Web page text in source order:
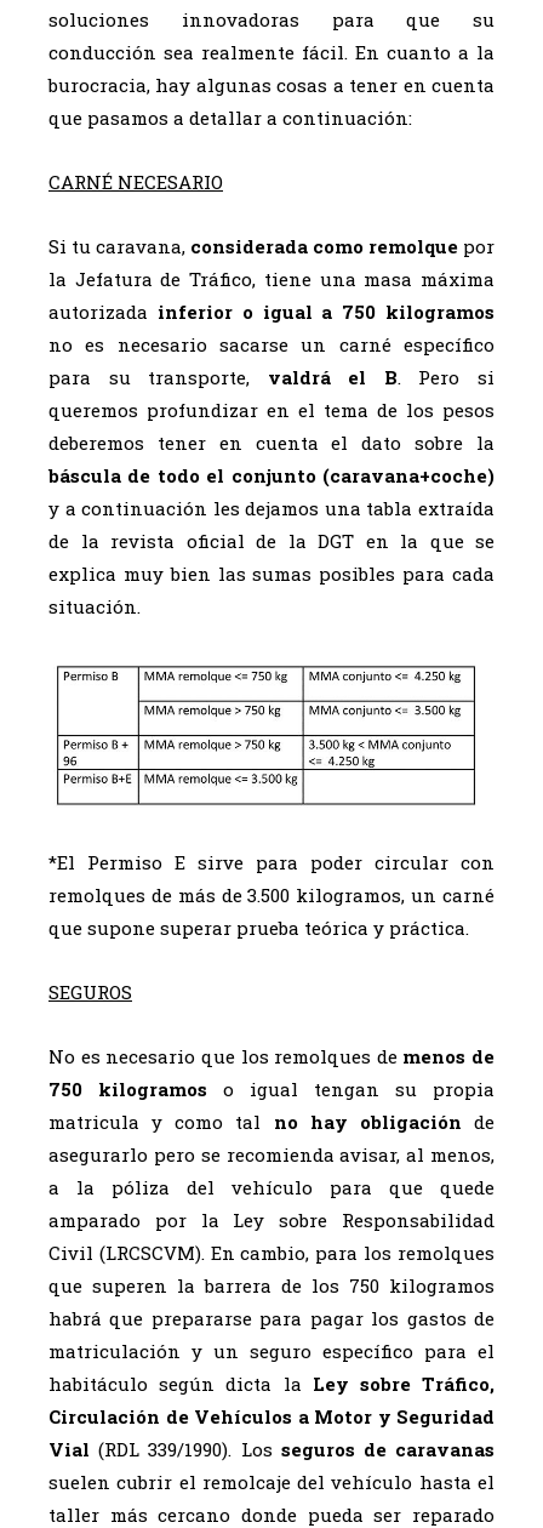
soluciones innovadoras para que su
conducción sea realmente fácil. En cuanto a la
burocracia, hay algunas cosas a tener en cuenta
que pasamos a detallar a continuación:
CARNÉ NECESARIO
Si tu caravana, considerada como remolque por
la Jefatura de Tráfico, tiene una masa máxima
autorizada inferior o igual a 750 kilogramos
no es necesario sacarse un carné específico
para su transporte, valdrá el B. Pero si
queremos profundizar en el tema de los pesos
deberemos tener en cuenta el dato sobre la
báscula de todo el conjunto (caravana+coche)
y a continuación les dejamos una tabla extraída
de la revista oficial de la DGT en la que se
explica muy bien las sumas posibles para cada
situación.
*El Permiso E sirve para poder circular con
remolques de más de 3.500 kilogramos, un carné
que supone superar prueba teórica y práctica.
SEGUROS
No es necesario que los remolques de menos de
750 kilogramos o igual tengan su propia
matricula y como tal no hay obligaciónde
asegurarlo pero se recomienda avisar, al menos,
a la póliza del vehículo para que quede
amparado por la Ley sobre Responsabilidad
Civil (LRCSCVM). En cambio, para los remolques
que superen la barrera de los 750 kilogramos
habrá que prepararse para pagar los gastos de
matriculación y un seguro específico para el
habitáculo según dicta la Ley sobre Tráfico,
Circulación de Vehículos a Motor y Seguridad
Vial (RDL 339/1990). Los seguros de caravanas
suelen cubrir el remolcaje del vehículo hasta el
taller más cercano donde pueda ser reparado